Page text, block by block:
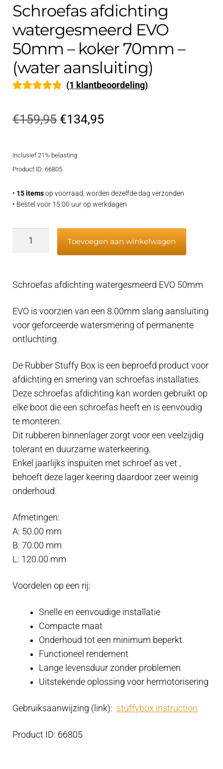
Schroefas afdichting
watergesmeerd EVO
50mm – koker 70mm –
(water aansluiting)
gebaseerd op
ling
(1 klantbeoordeling)
€159,95 Oorspronkelijke
was:
€134,95Huidige
Inclusief 21% belasting
Product ID: 66805
• 15 itemsop voorraad, worden dezelfde dag verzonden
• Bestel voor 15:00 uur op werkdagen
50mm
70mm
(water
aansluiting)
aantal
Toevoegen aan winkelwagen
Schroefas afdichting watergesmeerd EVO 50mm
EVO is voorzien van een 8.00mm slang aansluiting
voor geforceerde watersmering of permanente
ontluchting.
De Rubber Stuffy Box is een beproefd product voor
afdichting en smering van schroefas installaties.
Deze schroefas afdichting kan worden gebruikt op
elke boot die een schroefas heeft en is eenvoudig
te monteren.
Dit rubberen binnenlager zorgt voor een veelzijdig
tolerant en duurzame waterkeering.
Enkel jaarlijks inspuiten met schroef as vet ,
behoeft deze lager keering daardoor zeer weinig
onderhoud.
Afmetingen:
A: 50.00 mm
B: 70.00 mm
L: 120.00 mm
Voordelen op een rij:
Snelle en eenvoudige installatie
Compacte maat
Onderhoud tot een minimum beperkt
Functioneel rendement
Lange levensduur zonder problemen
Uitstekende oplossing voor hermotorisering
Gebruiksaanwijzing (link): stuffybox instruction
Product ID: 66805